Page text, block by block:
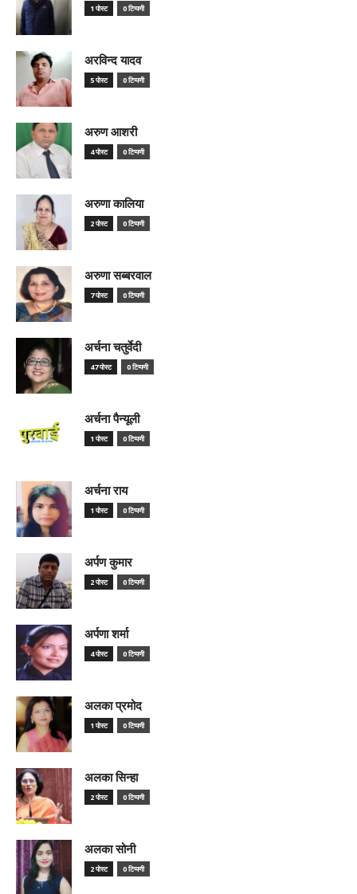
1 पोस्ट 0 टिप्पणी
अरविन्द यादव
5 पोस्ट 0 टिप्पणी
अरुण आशरी
4 पोस्ट 0 टिप्पणी
अरुणा कालिया
2 पोस्ट 0 टिप्पणी
अरुणा सब्बरवाल
7 पोस्ट 0 टिप्पणी
अर्चना चतुर्वेदी
47 पोस्ट 0 टिप्पणी
अर्चना पैन्यूली
1 पोस्ट 0 टिप्पणी
अर्चना राय
1 पोस्ट 0 टिप्पणी
अर्पण कुमार
2 पोस्ट 0 टिप्पणी
अर्पणा शर्मा
4 पोस्ट 0 टिप्पणी
अलका प्रमोद
1 पोस्ट 0 टिप्पणी
अलका सिन्हा
2 पोस्ट 0 टिप्पणी
अलका सोनी
2 पोस्ट 0 टिप्पणी